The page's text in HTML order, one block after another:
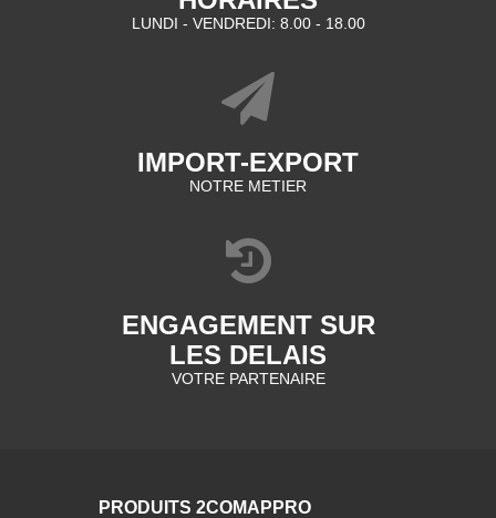
LUNDI - VENDREDI: 8.00 - 18.00
IMPORT-EXPORT
NOTRE METIER
ENGAGEMENT SUR
LES DELAIS
VOTRE PARTENAIRE
PRODUITS 2COMAPPRO